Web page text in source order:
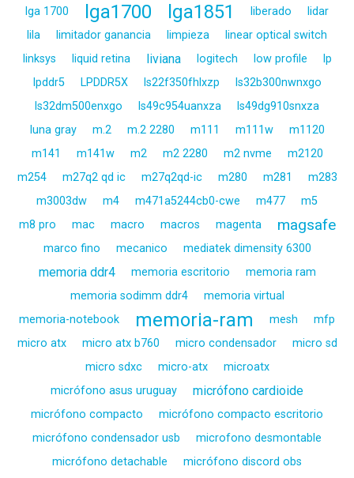
lga 1700
lga1700 lga1851 liberado
lidar
lila
limitador ganancia limpieza
linear optical switch
linksys
liquid retina liviana logitech low profile
lp
lpddr5
LPDDR5X ls22f350fhlxzp
ls32b300nwnxgo
ls32dm500enxgo
ls49c954uanxza
ls49dg910snxza
luna gray
m.2 m.2 2280 m111 m111w
m1120
m141
m141w m2 m2 2280 m2 nvme
m2120
m254
m27q2 qd ic m27q2qd-ic m280 m281
m283
m3003dw
m4 m471a5244cb0-cwe m477
m5
m8 pro
mac macro macros magenta magsafe
marco fino mecanico mediatek dimensity 6300
memoria ddr4 memoria escritorio
memoria ram
memoria sodimm ddr4
memoria virtual
memoria-notebook
memoria-ram mesh
mfp
micro atx
micro atx b760 micro condensador
micro sd
micro sdxc
micro-atx
microatx
micrófono asus uruguay
micrófono cardioide
micrófono compacto
micrófono compacto escritorio
micrófono condensador usb
microfono desmontable
micrófono detachable
micrófono discord obs